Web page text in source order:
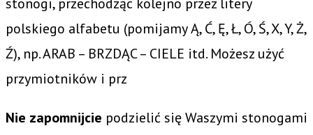
polskiego alfabetu (pomijamy Ą, Ć, Ę, Ł, Ó, Ś, X, Y, Ż,
Ź), np. ARAB – BRZDĄC – CIELE itd. Możesz użyć
przymiotników i prz
Nie zapomnijcie podzielić się Waszymi stonogami